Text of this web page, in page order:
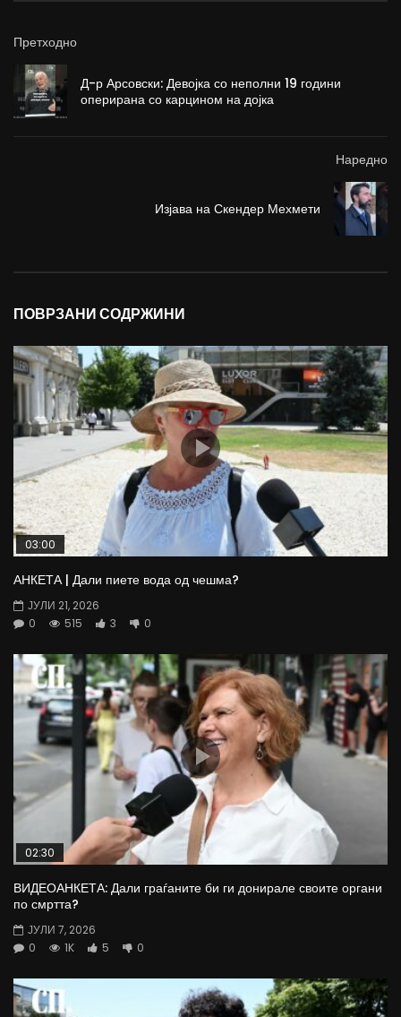
Претходно
Д-р Арсовски: Девојка со неполни 19 години
оперирана со карцином на дојка
Наредно
Изјава на Скендер Мехмети
ПОВРЗАНИ СОДРЖИНИ
03:00
АНКЕТА | Дали пиете вода од чешма?
ЈУЛИ 21, 2026
0
515 3 0
02:30
ВИДЕОАНКЕТА: Дали граѓаните би ги донирале своите органи
по смртта?
ЈУЛИ 7, 2026
0
1K 5 0